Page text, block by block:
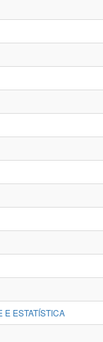
E ESTATÍSTICA